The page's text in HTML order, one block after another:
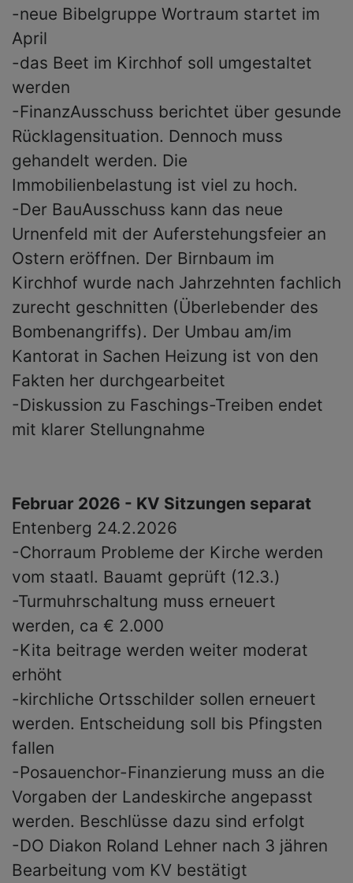
-neue Bibelgruppe Wortraum startet im
April
-das Beet im Kirchhof soll umgestaltet
werden
-FinanzAusschuss berichtet über gesunde
Rücklagensituation. Dennoch muss
gehandelt werden. Die
Immobilienbelastung ist viel zu hoch.
-Der BauAusschuss kann das neue
Urnenfeld mit der Auferstehungsfeier an
Ostern eröffnen. Der Birnbaum im
Kirchhof wurde nach Jahrzehnten fachlich
zurecht geschnitten (Überlebender des
Bombenangriffs). Der Umbau am/im
Kantorat in Sachen Heizung ist von den
Fakten her durchgearbeitet
-Diskussion zu Faschings-Treiben endet
mit klarer Stellungnahme
Februar 2026 - KV Sitzungen separat
Entenberg 24.2.2026
-Chorraum Probleme der Kirche werden
vom staatl. Bauamt geprüft (12.3.)
-Turmuhrschaltung muss erneuert
werden, ca € 2.000
-Kita beitrage werden weiter moderat
erhöht
-kirchliche Ortsschilder sollen erneuert
werden. Entscheidung soll bis Pfingsten
fallen
-Posauenchor-Finanzierung muss an die
Vorgaben der Landeskirche angepasst
werden. Beschlüsse dazu sind erfolgt
-DO Diakon Roland Lehner nach 3 jähren
Bearbeitung vom KV bestätigt